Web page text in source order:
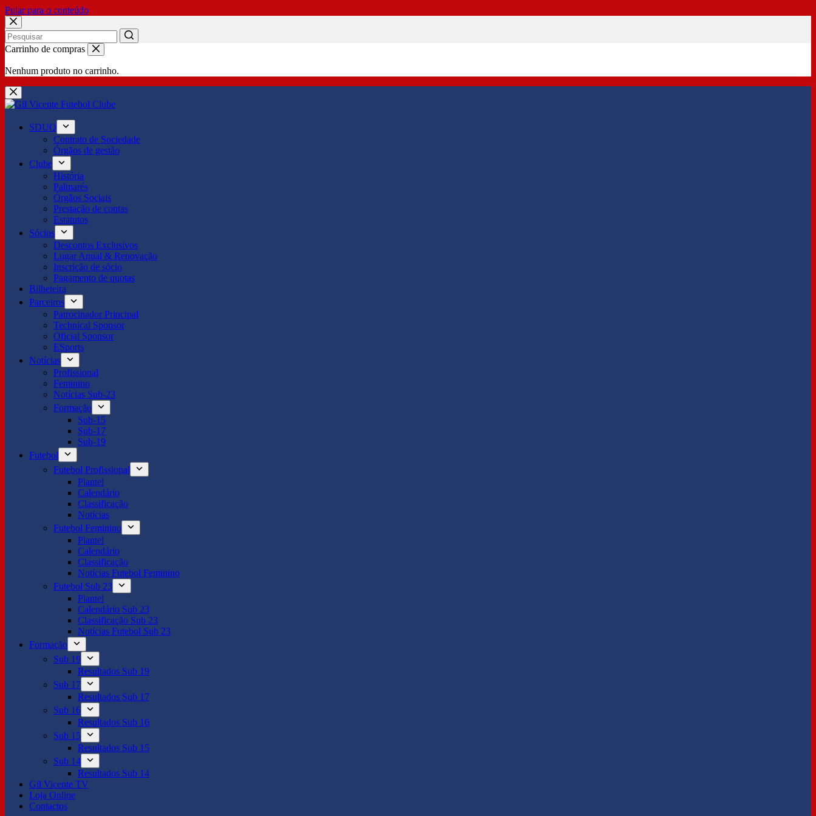
Pular para o conteúdo
No
Carrinho de compras
Nenhum produto no carrinho.
SDUQ
Contrato de Sociedade
Órgãos de gestão
Clube
História
Palmarés
Órgãos Sociais
Prestação de contas
Estatutos
Sócios
Descontos Exclusivos
Lugar Anual & Renovação
Inscrição de sócio
Pagamento de quotas
Bilheteira
Parceiros
Patrocinador Principal
Technical Sponsor
Oficial Sponsor
ESports
Notícias
Profissional
Feminino
Notícias Sub-23
Formação
Sub-15
Sub-17
Sub-19
Futebol
Futebol Profissional
Plantel
Calendário
Classificação
Notícias
Futebol Feminino
Plantel
Calendário
Classificação
Notícias Futebol Feminino
Futebol Sub 23
Plantel
Calendário Sub 23
Classificação Sub 23
Notícias Futebol Sub 23
Formação
Sub 19
Resultados Sub 19
Sub 17
Resultados Sub 17
Sub 16
Resultados Sub 16
Sub 15
Resultados Sub 15
Sub 14
Resultados Sub 14
Gil Vicente TV
Loja Online
Contactos